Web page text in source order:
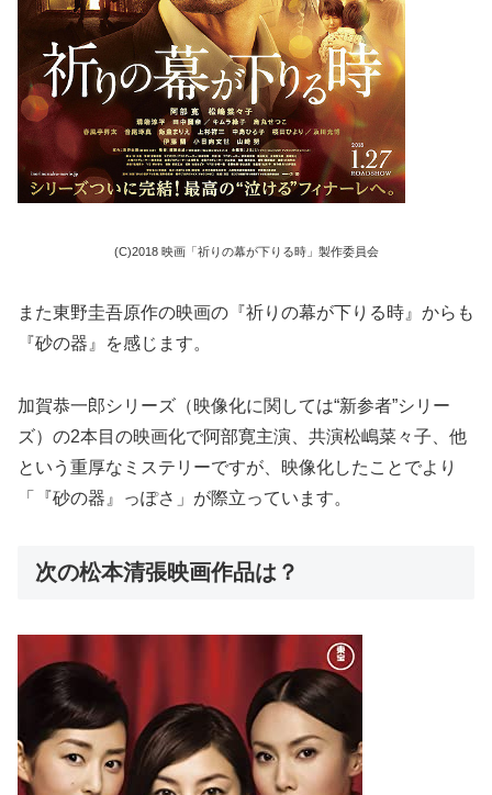
(C)2018 映画「祈りの幕が下りる時」製作委員会
また東野圭吾原作の映画の『祈りの幕が下りる時』からも
『砂の器』を感じます。
加賀恭一郎シリーズ（映像化に関しては“新参者”シリー
ズ）の2本目の映画化で阿部寛主演、共演松嶋菜々子、他
という重厚なミステリーですが、映像化したことでより
「『砂の器』っぽさ」が際立っています。
次の松本清張映画作品は？